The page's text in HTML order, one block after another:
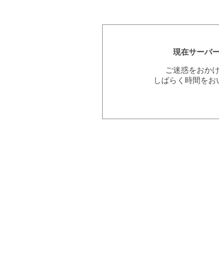
現在サーバ
ご迷惑をおか
しばらく時間を